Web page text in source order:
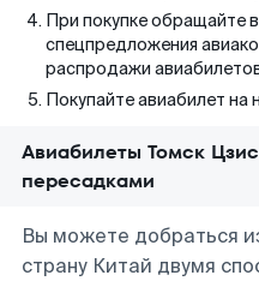
При покупке обращайте
спецпредложения
распродажи
Покупайте авиабилет на
Авиабилеты Томск
пересадками
Вы можете добраться
страну Китай двумя